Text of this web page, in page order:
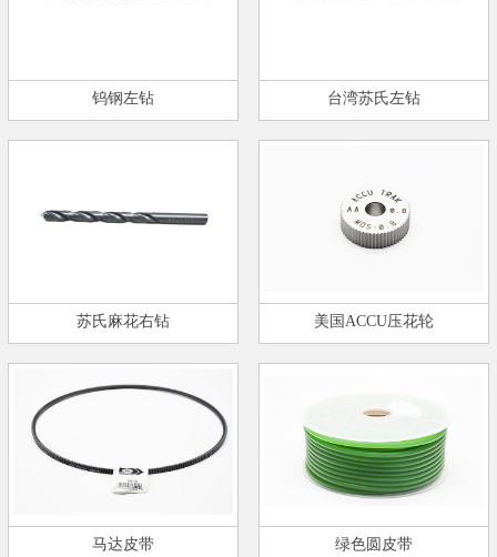
钨钢左钻 台湾苏氏左钻
苏氏麻花右钻 美国ACCU压花轮
马达皮带 绿色圆皮带